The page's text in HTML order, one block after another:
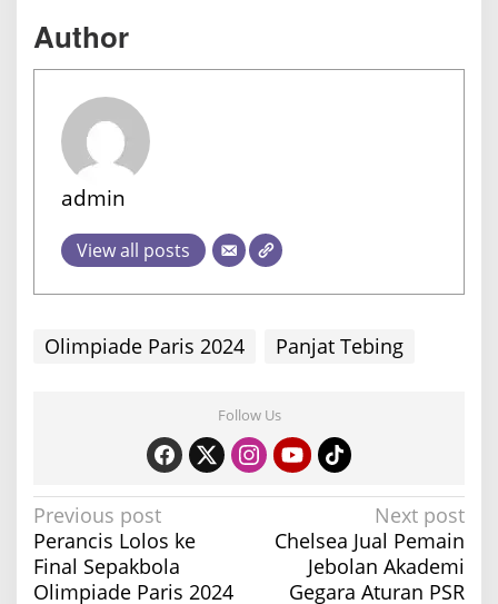
Author
admin
View all posts
Olimpiade Paris 2024 Panjat Tebing
Follow Us
P
o
s
Previous post
Perancis Lolos ke
Final Sepakbola
Olimpiade Paris 2024
Next post
Chelsea Jual Pemain
Jebolan Akademi
Gegara Aturan PSR